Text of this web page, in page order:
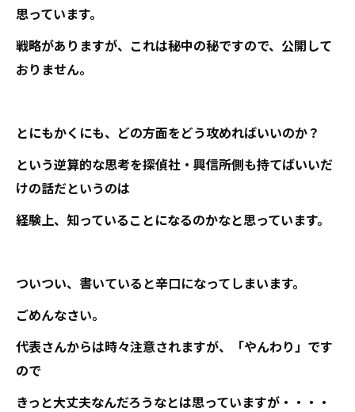
思っています。
戦略がありますが、これは秘中の秘ですので、公開して
おりません。
とにもかくにも、どの方面をどう攻めればいいのか？
という逆算的な思考を探偵社・興信所側も持てばいいだ
けの話だというのは
経験上、知っていることになるのかなと思っています。
ついつい、書いていると辛口になってしまいます。
ごめんなさい。
代表さんからは時々注意されますが、「やんわり」です
ので
きっと大丈夫なんだろうなとは思っていますが・・・・